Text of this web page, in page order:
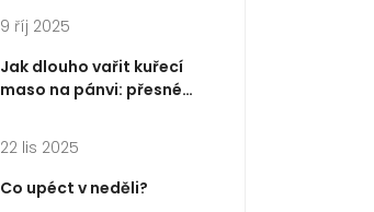
9 říj 2025
Jak dlouho vařit kuřecí
maso na pánvi: přesné
na dokonalý výsledek
22 lis 2025
Co upéct v neděli?